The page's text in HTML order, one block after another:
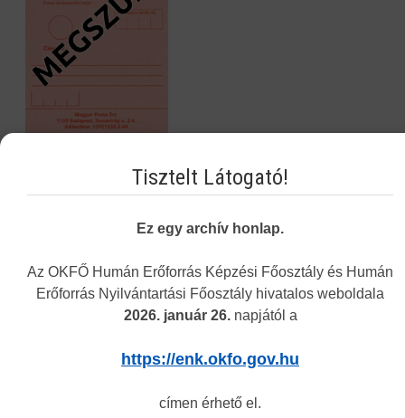
Intézményünkről
Alap- és Működési Kereső
Elektronikus nyilvántartási formanyomtatvány
Hagyományos kínai gyógyászati engedély nyilvántartása
Tisztelt Látogató!
Ez egy archív honlap.
Az OKFŐ Humán Erőforrás Képzési Főosztály és Humán
Erőforrás Nyilvántartási Főosztály hivatalos weboldala
2026. január 26.napjától a
https://enk.okfo.gov.hu
címen érhető el.